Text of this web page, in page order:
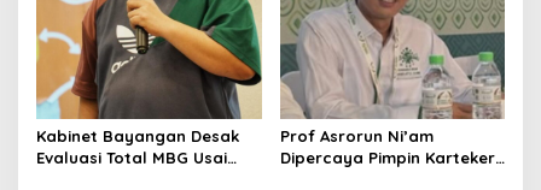
Kabinet Bayangan Desak
Evaluasi Total MBG Usai
Prof Asrorun Ni’am
Dipercaya Pimpin Karteker